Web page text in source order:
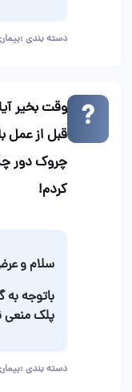
دسته بندی :
وقت بخیر
قبل از عمل
چروک دور
کردم!
سلام و
باتوجه
پلک منعی
دسته بندی :